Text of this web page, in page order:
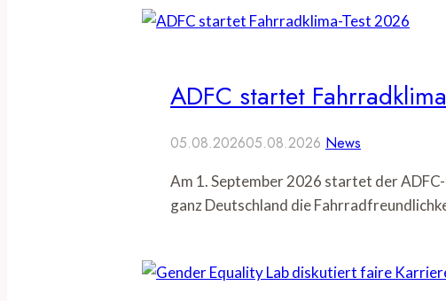
ADFC startet
05.08.202605.08.2026 News
Am 1. September 2026 startet der
ganz Deutschland die